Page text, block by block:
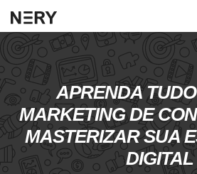
APRENDA
MARKETING DE
MASTERIZAR SUA
DIGITAL